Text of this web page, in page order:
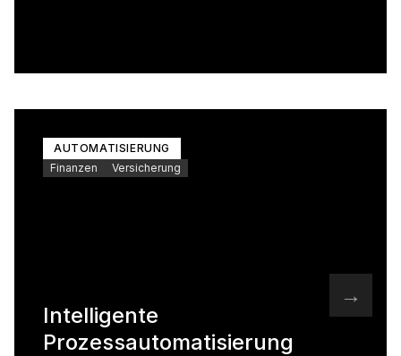
AUTOMATISIERUNG
Finanzen
Versicherung
Intelligente
Prozessautomatisierung
→